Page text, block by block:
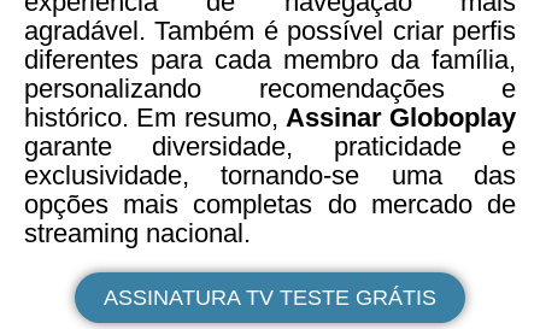
agradável. Também é possível criar perfis
diferentes para cada membro da família,
personalizando recomendações e
histórico. Em resumo, Assinar Globoplay
garante diversidade, praticidade e
exclusividade, tornando-se uma das
opções mais completas do mercado de
streaming nacional.
ASSINATURA TV TESTE GRÁTIS